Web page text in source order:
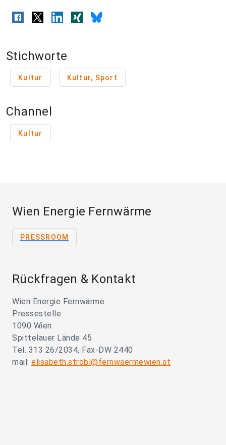
Stichworte
Kultur Kultur, Sport
Channel
Kultur
Wien Energie Fernwärme
PRESSROOM
Rückfragen & Kontakt
Wien Energie Fernwärme
Pressestelle
1090 Wien
Spittelauer Lände 45
Tel. 313 26/2034, Fax-DW 2440
mail: elisabeth.strobl@fernwaermewien.at